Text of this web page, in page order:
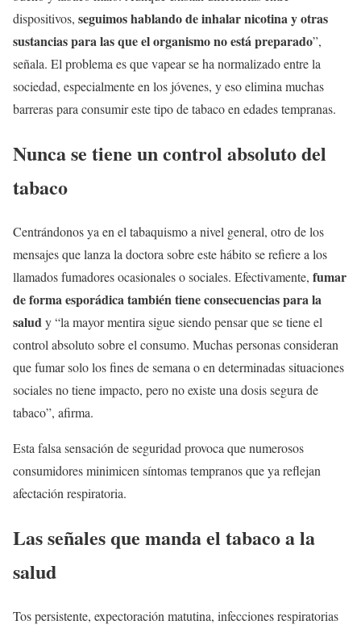
dispositivos, seguimos hablando de inhalar nicotina y otras
sustancias para las que el organismo no está preparado”,
señala. El problema es que vapear se ha normalizado entre la
sociedad, especialmente en los jóvenes, y eso elimina muchas
barreras para consumir este tipo de tabaco en edades tempranas.
Nunca se tiene un control absoluto del
tabaco
Centrándonos ya en el tabaquismo a nivel general, otro de los
mensajes que lanza la doctora sobre este hábito se refiere a los
llamados fumadores ocasionales o sociales. Efectivamente, fumar
de forma esporádica también tiene consecuencias para la
saludy “la mayor mentira sigue siendo pensar que se tiene el
control absoluto sobre el consumo. Muchas personas consideran
que fumar solo los fines de semana o en determinadas situaciones
sociales no tiene impacto, pero no existe una dosis segura de
tabaco”, afirma.
Esta falsa sensación de seguridad provoca que numerosos
consumidores minimicen síntomas tempranos que ya reflejan
afectación respiratoria.
Las señales que manda el tabaco a la
salud
Tos persistente, expectoración matutina, infecciones respiratorias